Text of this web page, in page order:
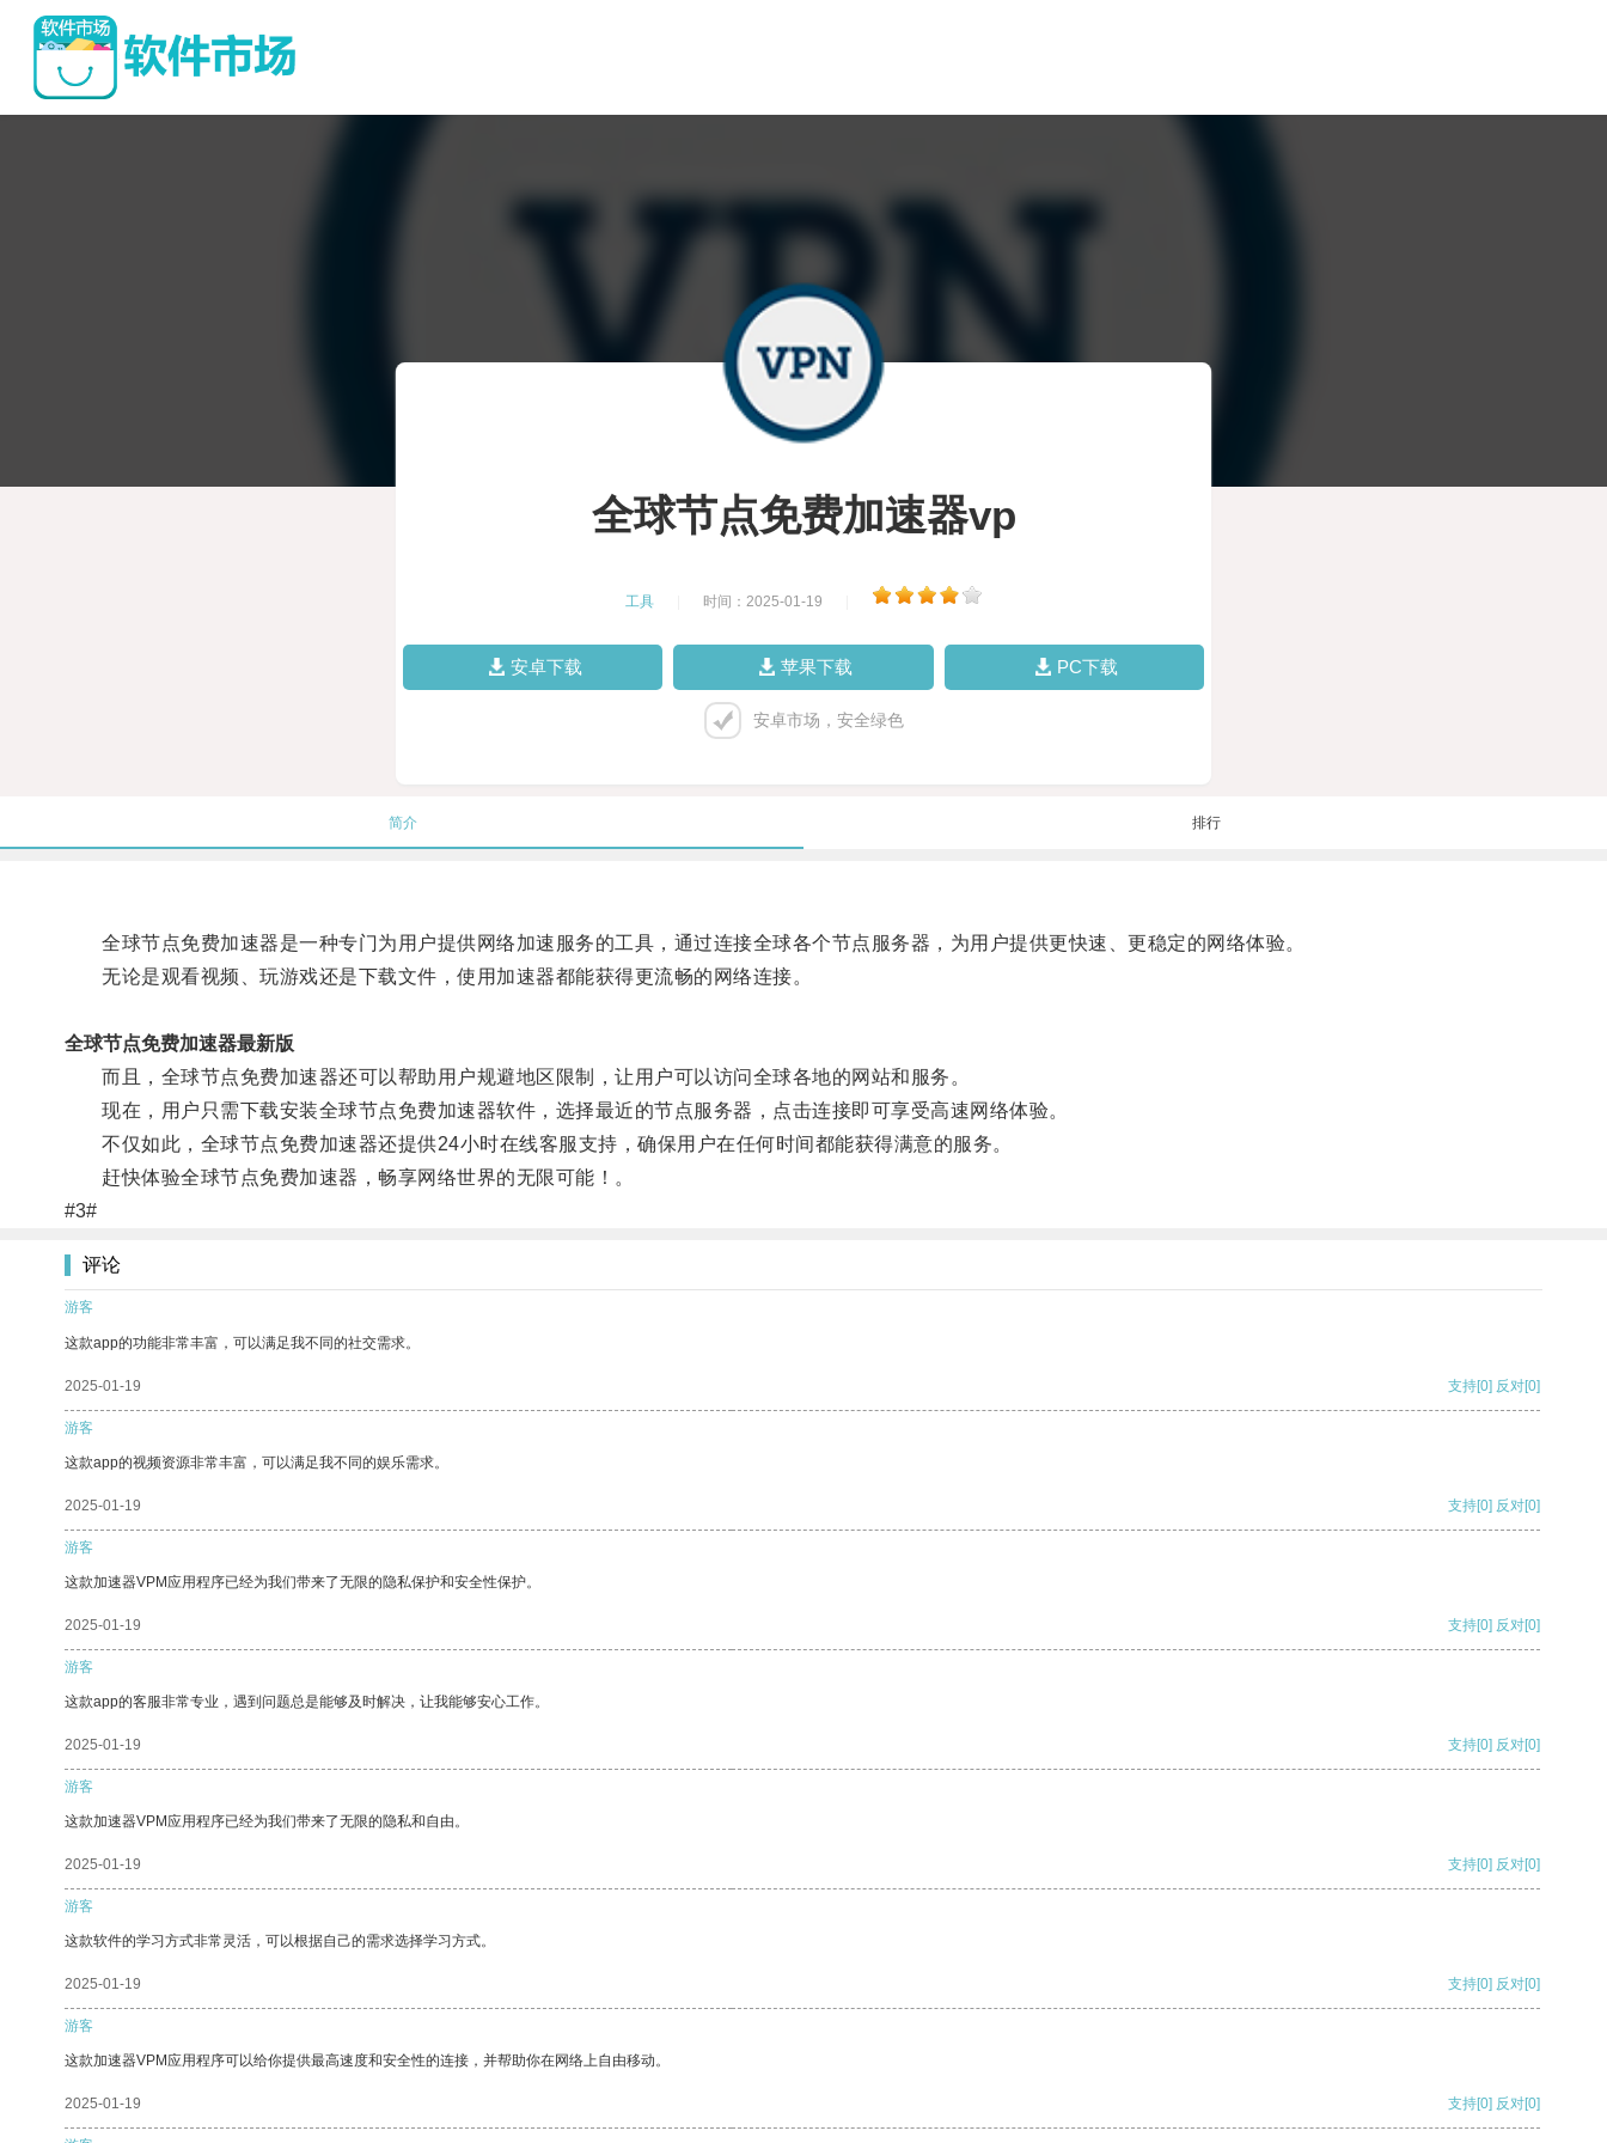
全球节点免费加速器vp
工具 时间：2025-01-19
安卓下载 苹果下载 PC下载
安卓市场，安全绿色
简介 排行
全球节点免费加速器是一种专门为用户提供网络加速服务的工具，通过连接全球各个节点服务器，为用户提供更快速、更稳定的网络体验。
无论是观看视频、玩游戏还是下载文件，使用加速器都能获得更流畅的网络连接。
全球节点免费加速器最新版
而且，全球节点免费加速器还可以帮助用户规避地区限制，让用户可以访问全球各地的网站和服务。
现在，用户只需下载安装全球节点免费加速器软件，选择最近的节点服务器，点击连接即可享受高速网络体验。
不仅如此，全球节点免费加速器还提供24小时在线客服支持，确保用户在任何时间都能获得满意的服务。
赶快体验全球节点免费加速器，畅享网络世界的无限可能！。
#3#
评论
游客
这款app的功能非常丰富，可以满足我不同的社交需求。
2025-01-19 支持[0] 反对[0]
游客
这款app的视频资源非常丰富，可以满足我不同的娱乐需求。
2025-01-19 支持[0] 反对[0]
游客
这款加速器VPM应用程序已经为我们带来了无限的隐私保护和安全性保护。
2025-01-19 支持[0] 反对[0]
游客
这款app的客服非常专业，遇到问题总是能够及时解决，让我能够安心工作。
2025-01-19 支持[0] 反对[0]
游客
这款加速器VPM应用程序已经为我们带来了无限的隐私和自由。
2025-01-19 支持[0] 反对[0]
游客
这款软件的学习方式非常灵活，可以根据自己的需求选择学习方式。
2025-01-19 支持[0] 反对[0]
游客
这款加速器VPM应用程序可以给你提供最高速度和安全性的连接，并帮助你在网络上自由移动。
2025-01-19 支持[0] 反对[0]